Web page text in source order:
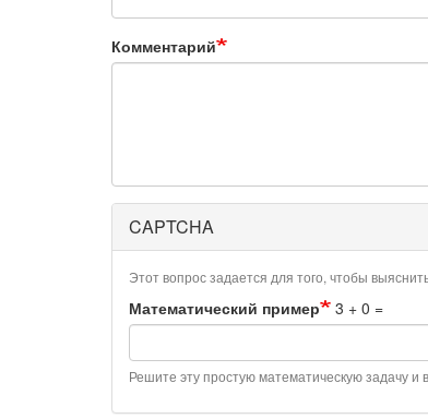
Комментарий
CAPTCHA
Этот вопрос задается для того, чтобы
Математический пример 3 + 0 =
Решите эту простую математическую задачу и